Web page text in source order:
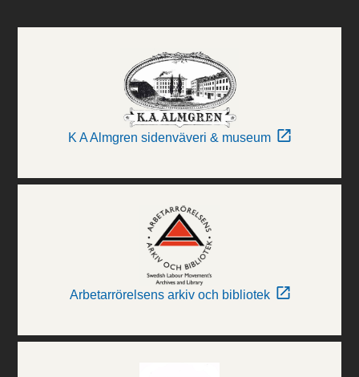
K A Almgren sidenväveri & museum
Arbetarrörelsens arkiv och bibliotek